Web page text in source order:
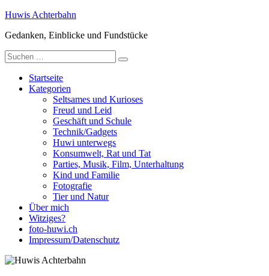
Zum
springen
Huwis Achterbahn
Gedanken, Einblicke und Fundstücke
Suche
nach:
Startseite
Kategorien
Seltsames und Kurioses
Freud und Leid
Geschäft und Schule
Technik/Gadgets
Huwi unterwegs
Konsumwelt, Rat und Tat
Parties, Musik, Film, Unterhaltung
Kind und Familie
Fotografie
Tier und Natur
Über mich
Witziges?
foto-huwi.ch
Impressum/Datenschutz